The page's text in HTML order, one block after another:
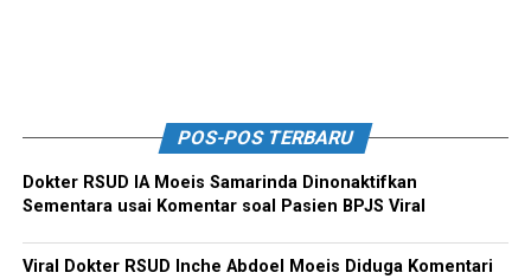
POS-POS TERBARU
Dokter RSUD IA Moeis Samarinda Dinonaktifkan
Sementara usai Komentar soal Pasien BPJS Viral
Viral Dokter RSUD Inche Abdoel Moeis Diduga Komentari